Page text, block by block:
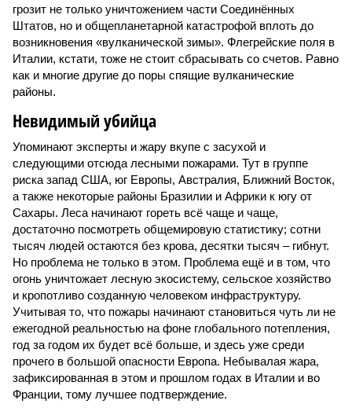
грозит не только уничтожением части Соединённых
Штатов, но и общепланетарной катастрофой вплоть до
возникновения «вулканической зимы». Флегрейские поля в
Италии, кстати, тоже не стоит сбрасывать со счетов. Равно
как и многие другие до поры спящие вулканические
районы.
Невидимый убийца
Упоминают эксперты и жару вкупе с засухой и
следующими отсюда лесными пожарами. Тут в группе
риска запад США, юг Европы, Австралия, Ближний Восток,
а также некоторые районы Бразилии и Африки к югу от
Сахары. Леса начинают гореть всё чаще и чаще,
достаточно посмотреть общемировую статистику; сотни
тысяч людей остаются без крова, десятки тысяч – гибнут.
Но проблема не только в этом. Проблема ещё и в том, что
огонь уничтожает лесную экосистему, сельское хозяйство
и кропотливо созданную человеком инфраструктуру.
Учитывая то, что пожары начинают становиться чуть ли не
ежегодной реальностью на фоне глобального потепления,
год за годом их будет всё больше, и здесь уже среди
прочего в большой опасности Европа. Небывалая жара,
зафиксированная в этом и прошлом годах в Италии и во
Франции, тому лучшее подтверждение.